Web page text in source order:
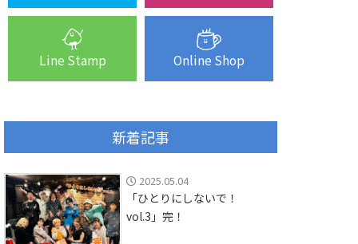
Line Stamp Online Shop
新着記事
2025.05.04
「ひとりにしないで！
vol.3」完！